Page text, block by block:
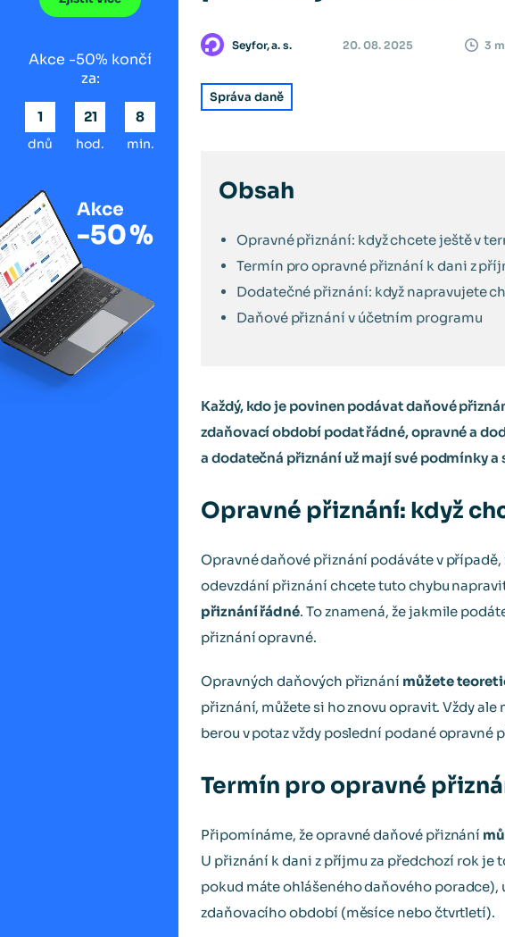
Akce -50% končí
za:
1
dnů
21
hod.
8
min.
Seyfor, a. s. 20. 08. 2025 3
Správa daně
Obsah
Opravné přiznání: když chcete ještě v
Termín pro opravné přiznání k dani z
Dodatečné přiznání: když napravujete
Daňové přiznání v účetním programu
Každý, kdo je povinen podávat daňové
zdaňovací období podat řádné, opravné a
a dodatečná přiznání už mají své podmínky
Opravné přiznání: když
Opravné daňové přiznání podáváte v
odevzdání přiznání chcete tuto chybu
přiznání řádné. To znamená, že jakmile
přiznání opravné.
Opravných daňových přiznání můžete
přiznání, můžete si ho znovu opravit. Vždy
berou v potaz vždy poslední podané opravné
Termín pro opravné
Připomínáme, že opravné daňové přiznání
U přiznání k dani z příjmu za předchozí rok je
pokud máte ohlášeného daňového poradce),
zdaňovacího období (měsíce nebo čtvrtletí).